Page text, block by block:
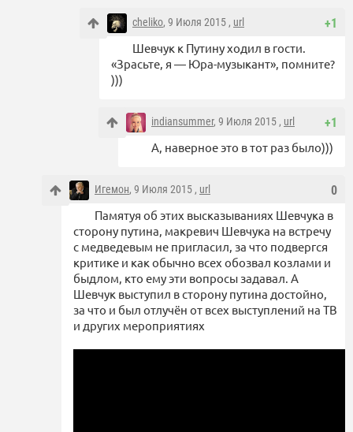
+1
cheliko, 9 Июля 2015 , url
Шевчук к Путину ходил в гости.
«Зрасьте, я — Юра-музыкант», помните?
)))
+1
indiansummer, 9 Июля 2015 , url
А, наверное это в тот раз было)))
0
Игемон, 9 Июля 2015 , url
Памятуя об этих высказываниях Шевчука в
сторону путина, макревич Шевчука на встречу
с медведевым не пригласил, за что подвергся
критике и как обычно всех обозвал козлами и
быдлом, кто ему эти вопросы задавал. А
Шевчук выступил в сторону путина достойно,
за что и был отлучён от всех выступлений на ТВ
и других мероприятиях